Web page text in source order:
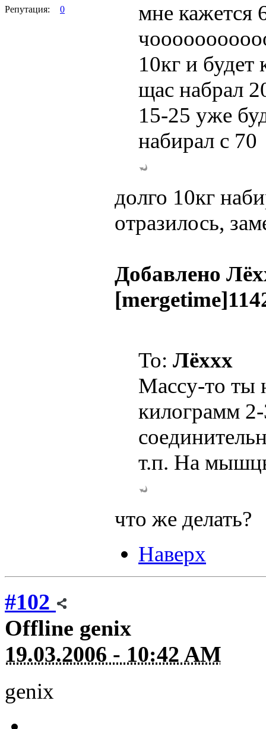
Репутация: 0
мне кажется
10кг и будет
щас набрал
15-25 уже
набирал с 70
долго 10кг
отразилось,
Добавлено
To: Лёххх
Массу-то ты
килограмм
т.п. На
что же делать?
Наверх
#102
Offline genix
19.03.2006 - 10:42 AM
genix